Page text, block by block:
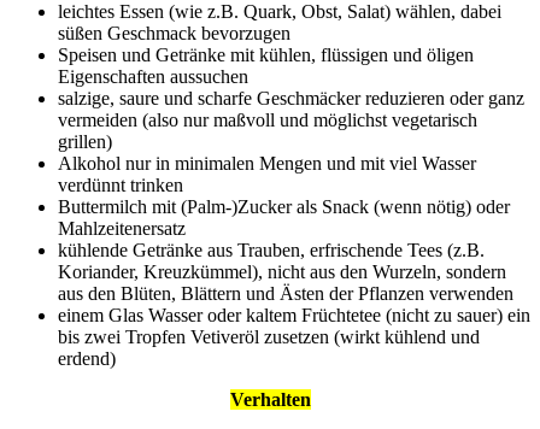
leichtes Essen (wie z.B. Quark, Obst, Salat) wählen, dabei
süßen Geschmack bevorzugen
Speisen und Getränke mit kühlen, flüssigen und öligen
Eigenschaften aussuchen
salzige, saure und scharfe Geschmäcker reduzieren oder ganz
vermeiden (also nur maßvoll und möglichst vegetarisch
grillen)
Alkohol nur in minimalen Mengen und mit viel Wasser
verdünnt trinken
Buttermilch mit (Palm-)Zucker als Snack (wenn nötig) oder
Mahlzeitenersatz
kühlende Getränke aus Trauben, erfrischende Tees (z.B.
Koriander, Kreuzkümmel), nicht aus den Wurzeln, sondern
aus den Blüten, Blättern und Ästen der Pflanzen verwenden
einem Glas Wasser oder kaltem Früchtetee (nicht zu sauer) ein
bis zwei Tropfen Vetiveröl zusetzen (wirkt kühlend und
erdend)
Verhalten